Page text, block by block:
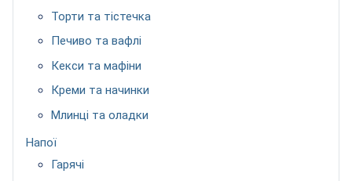
Торти та тістечка
Печиво та вафлі
Кекси та мафіни
Креми та начинки
Млинці та оладки
Напої
Гарячі